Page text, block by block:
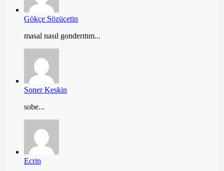
Gökçe Sözüçetin
masal nasıl gonderıtım...
Soner Keskin
sobe...
Ecrin